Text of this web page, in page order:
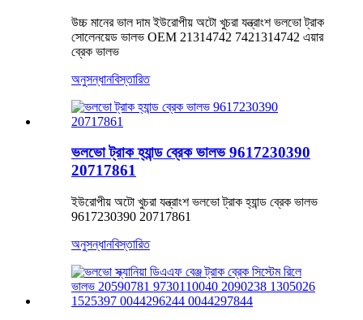
উচ্চ মানের ভাল দাম ইউরোপীয় অটো খুচরা যন্ত্রাংশ ভলভো ট্রাক
সোলেনয়েড ভালভ OEM 21314742 7421314742 এয়ার
ব্রেক ভালভ
অনুসন্ধানবিস্তারিত
ভলভো ট্রাক হ্যান্ড ব্রেক ভালভ 9617230390
20717861
ইউরোপীয় অটো খুচরা যন্ত্রাংশ ভলভো ট্রাক হ্যান্ড ব্রেক ভালভ
9617230390 20717861
অনুসন্ধানবিস্তারিত